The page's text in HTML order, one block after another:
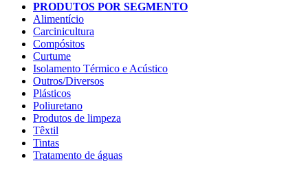
PRODUTOS POR SEGMENTO
Alimentício
Carcinicultura
Compósitos
Curtume
Isolamento Térmico e Acústico
Outros/Diversos
Plásticos
Poliuretano
Produtos de limpeza
Têxtil
Tintas
Tratamento de águas